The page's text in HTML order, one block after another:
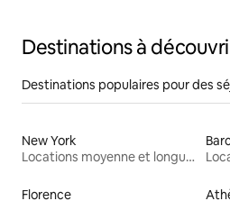
Destinations à
Destinations populaires pour des
New York
Locations moyenne et longue durée
Florence